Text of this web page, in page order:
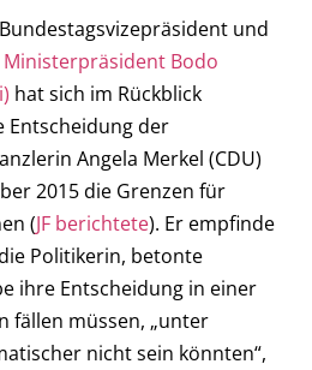
Bundestagsvizepräsident und
Bodo
hat sich im Rückblick
Entscheidung der
Angela Merkel (CDU)
2015 die Grenzen für
(JF berichtete). Er empfinde
Politikerin, betonte
ihre Entscheidung in einer
fällen müssen, „unter
nicht sein könnten“,